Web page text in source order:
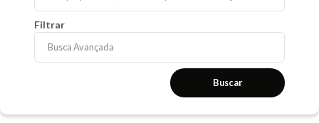
Filtrar
Busca Avançada
Buscar